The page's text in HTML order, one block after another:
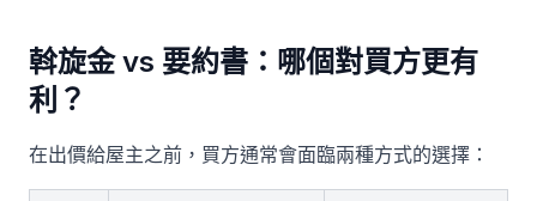
斡旋金 vs 要約書：哪個對買方更有
利？
在出價給屋主之前，買方通常會面臨兩種方式的選擇：